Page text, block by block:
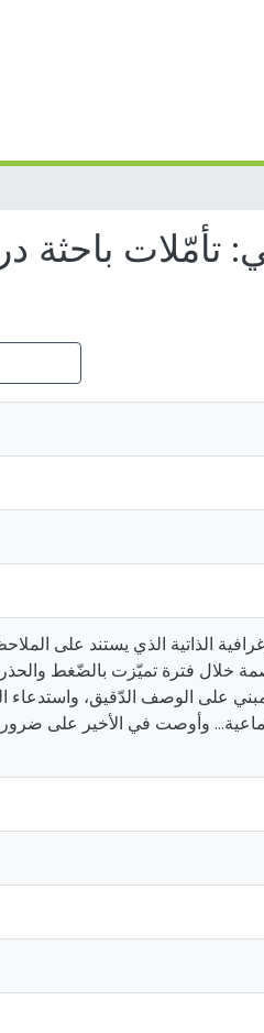
تأمّلات باحثة
الذاتية الذي يستند على
خلال فترة تميّزت بالضّغط
على الوصف الدّقيق،
وأوصت في الأخير على